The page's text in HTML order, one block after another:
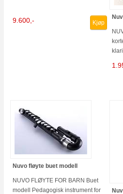
9.600,- Kjøp
Nuvo fløyte buet modell
NUVO FLØYTE FOR BARN Buet
modell Pedagogisk instrument for